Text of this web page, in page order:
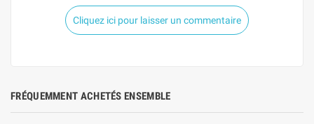
Cliquez ici pour laisser un commentaire
FRÉQUEMMENT ACHETÉS ENSEMBLE